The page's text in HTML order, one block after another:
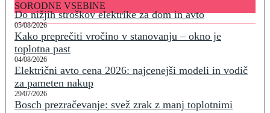
SORODNE VSEBINE
Do nižjih stroškov elektrike za dom in avto
05/08/2026
Kako preprečiti vročino v stanovanju – okno je
toplotna past
04/08/2026
Električni avto cena 2026: najcenejši modeli in vodič
za pameten nakup
29/07/2026
Bosch prezračevanje: svež zrak z manj toplotnimi